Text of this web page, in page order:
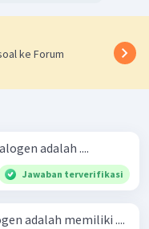
ke Forum
adalah ....
Jawaban terverifikasi
adalah memiliki ....